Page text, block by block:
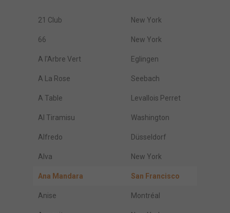
21 Club New York
66 New York
A l'Arbre Vert Eglingen
A La Rose Seebach
A Table Levallois Perret
Al Tiramisu Washington
Alfredo Düsseldorf
Alva New York
Ana Mandara San Francisco
Anise Montréal